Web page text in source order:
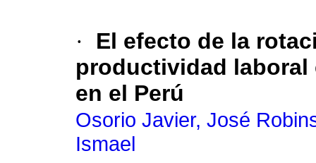
·
El efecto de la
productividad laboral
en el Perú
Osorio Javier, José
Ismael